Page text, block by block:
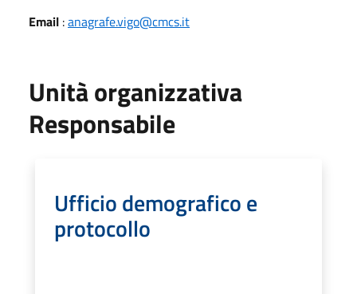
Email :anagrafe.vigo@cmcs.it
Unità organizzativa
Responsabile
Ufficio demografico e
protocollo